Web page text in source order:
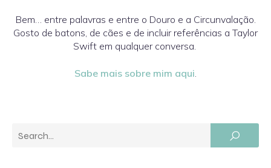
Bem… entre palavras e entre o Douro e a Circunvalação.
Gosto de batons, de cães e de incluir referências a Taylor
Swift em qualquer conversa.
Sabe mais sobre mim aqui.